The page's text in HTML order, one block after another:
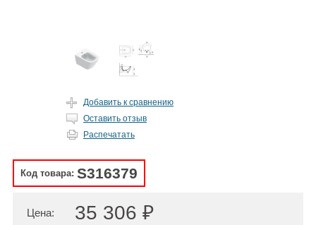
Добавить к сравнению
Оставить отзыв
Распечатать
Код товара: S316379
Цена: 35 306 ₽